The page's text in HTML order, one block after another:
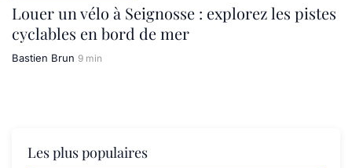
Louer un vélo à Seignosse : explorez les pistes
cyclables en bord de mer
Bastien Brun 9 min
Les plus populaires